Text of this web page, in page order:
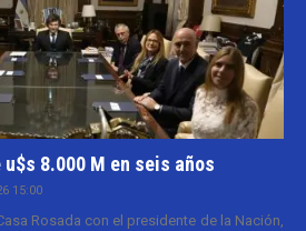
8.000 M en seis años
15:00
Rosada con el presidente de la Nación,